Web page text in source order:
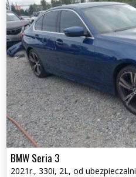
BMW Seria 3
2021r., 330i, 2L, od ubezpieczalni